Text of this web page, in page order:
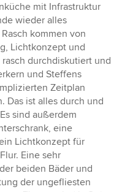
mit Infrastruktur
wieder alles
kommen von
Lichtkonzept und
durchdiskutiert und
und Steffens
Zeitplan
Das ist alles durch und
sind außerdem
eine
Lichtkonzept für
Eine sehr
beiden Bäder und
der ungefliesten